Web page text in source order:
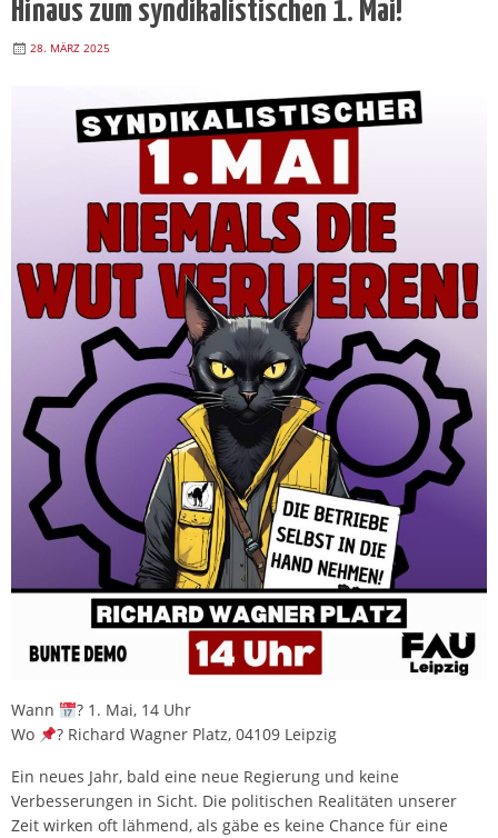
28. MÄRZ 2025
Wann
? 1. Mai, 14 Uhr
Wo
? Richard Wagner Platz, 04109 Leipzig
Ein neues Jahr, bald eine neue Regierung und keine
Verbesserungen in Sicht. Die politischen Realitäten unserer
Zeit wirken oft lähmend, als gäbe es keine Chance für eine